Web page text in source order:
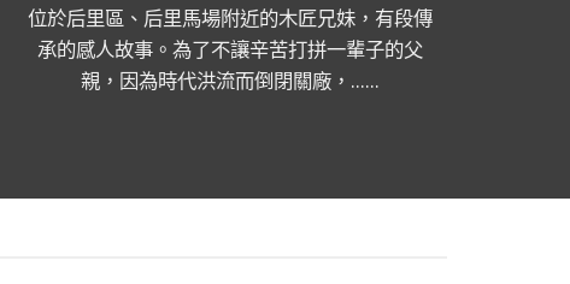
位於后里區、后里馬場附近的木匠兄妹，有段傳
承的感人故事。為了不讓辛苦打拼一輩子的父
親，因為時代洪流而倒閉關廠，......